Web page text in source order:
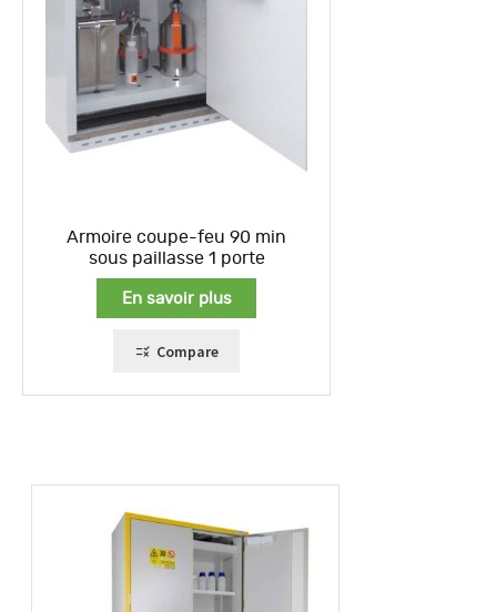
Armoire coupe-feu 90 min
sous paillasse 1 porte
En savoir plus
Compare